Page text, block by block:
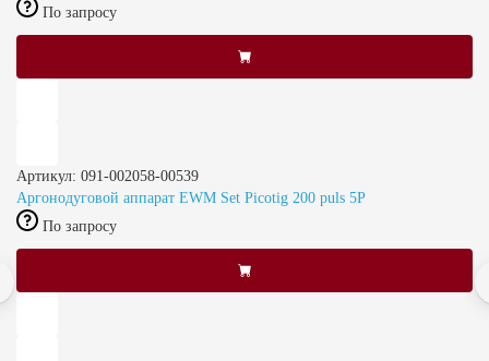
По запросу
Артикул: 091-002058-00539
Аргонодуговой аппарат EWM Set Picotig 200 puls 5P
По запросу